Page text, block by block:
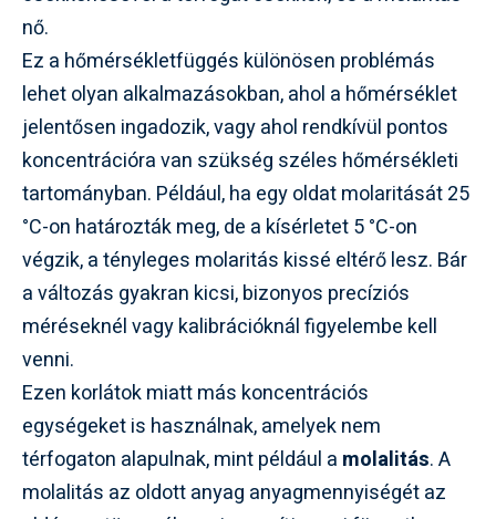
nő.
Ez a hőmérsékletfüggés különösen problémás
lehet olyan alkalmazásokban, ahol a hőmérséklet
jelentősen ingadozik, vagy ahol rendkívül pontos
koncentrációra van szükség széles hőmérsékleti
tartományban. Például, ha egy oldat molaritását 25
°C-on határozták meg, de a kísérletet 5 °C-on
végzik, a tényleges molaritás kissé eltérő lesz. Bár
a változás gyakran kicsi, bizonyos precíziós
méréseknél vagy kalibrációknál figyelembe kell
venni.
Ezen korlátok miatt más koncentrációs
egységeket is használnak, amelyek nem
térfogaton alapulnak, mint például a molalitás. A
molalitás az oldott anyag anyagmennyiségét az